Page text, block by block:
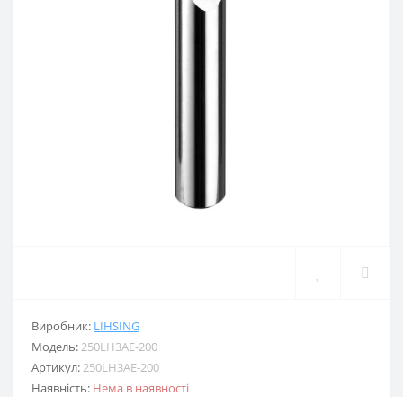
Виробник: LIHSING
Модель:250LH3AE-200
Артикул:250LH3AE-200
Наявність: Нема в наявності